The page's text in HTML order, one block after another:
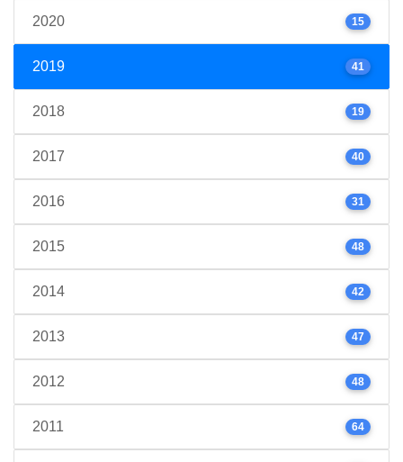
2020 15
2019 41
2018 19
2017 40
2016 31
2015 48
2014 42
2013 47
2012 48
2011 64